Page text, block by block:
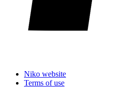
Niko website
Terms of use